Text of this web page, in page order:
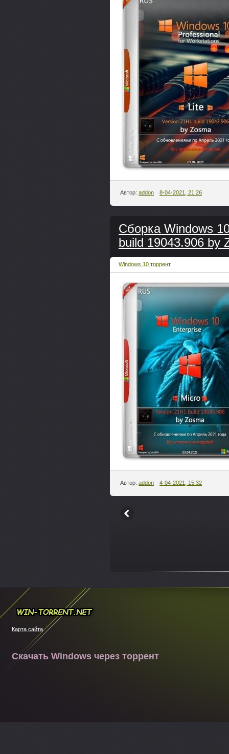
Автор: addon 8-04-2021, 21:26
Сборка Windows
build 19043.906 by
Windows 10 торрент
Автор: addon 4-04-2021, 15:32
Карта сайта
Скачать Windows через торрент